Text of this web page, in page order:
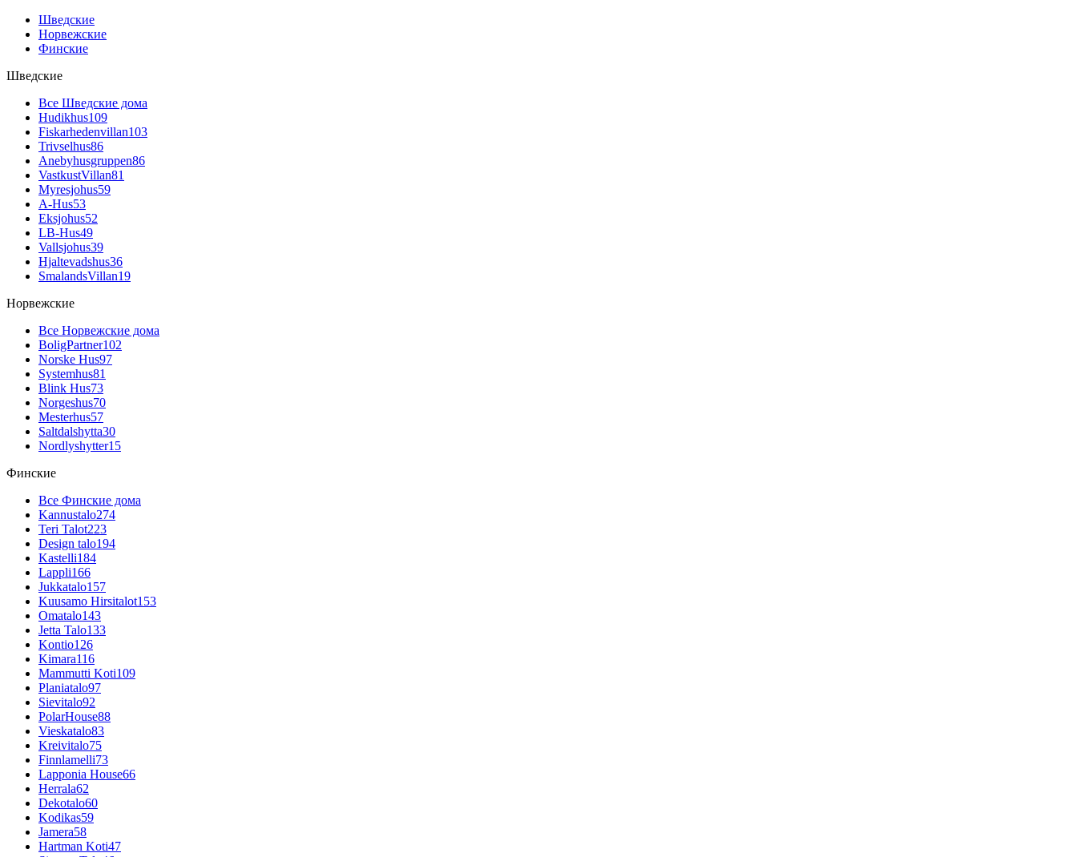
Шведские
Норвежские
Финские
Шведские
Все Шведские дома
Hudikhus109
Fiskarhedenvillan103
Trivselhus86
Anebyhusgruppen86
VastkustVillan81
Myresjohus59
A-Hus53
Eksjohus52
LB-Hus49
Vallsjohus39
Hjaltevadshus36
SmalandsVillan19
Норвежские
Все Норвежские дома
BoligPartner102
Norske Hus97
Systemhus81
Blink Hus73
Norgeshus70
Mesterhus57
Saltdalshytta30
Nordlyshytter15
Финские
Все Финские дома
Kannustalo274
Teri Talot223
Design talo194
Kastelli184
Lappli166
Jukkatalo157
Kuusamo Hirsitalot153
Omatalo143
Jetta Talo133
Kontio126
Kimara116
Mammutti Koti109
Planiatalo97
Sievitalo92
PolarHouse88
Vieskatalo83
Kreivitalo75
Finnlamelli73
Lapponia House66
Herrala62
Dekotalo60
Kodikas59
Jamera58
Hartman Koti47